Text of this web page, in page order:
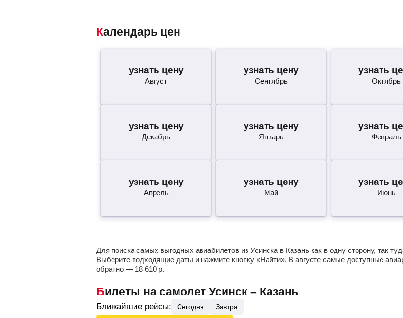
Календарь цен
узнать цену
Август
узнать цену
Сентябрь
узнать
Октябрь
узнать цену
Декабрь
узнать цену
Январь
узнать
Февраль
узнать цену
Апрель
узнать цену
Май
узнать
Июнь
Для поиска самых выгодных авиабилетов из Усинска в Казань как в одну сторону, так
Выберите подходящие даты и нажмите кнопку «Найти». В августе самые доступные
обратно — 18 610 р.
Билеты на самолет Усинск – Казань
Ближайшие рейсы: Сегодня Завтра